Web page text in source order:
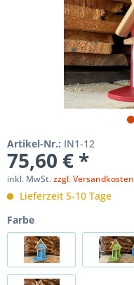
Artikel-Nr.: IN1-12
75,60 € *
inkl. MwSt.zzgl. Versandkosten
Lieferzeit 5-10 Tage
Farbe